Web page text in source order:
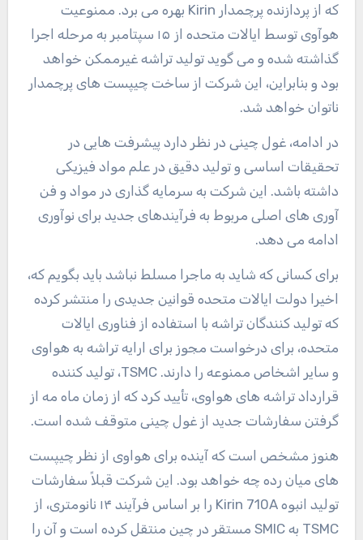
که از پردازنده پرچمدار Kirin بهره می برد. ممنوعیت
هوآوی توسط ایالات متحده از ۱۵ سپتامبر به مرحله اجرا
گذاشته شده و می گوید تولید تراشه غیرممکن خواهد
بود و بنابراین، این شرکت از ساخت چیپست های پرچمدار
ناتوان خواهد شد.
در ادامه، غول چینی در نظر دارد پیشرفت هایی در
تحقیقات اساسی و تولید دقیق در علم مواد فیزیکی
داشته باشد. این شرکت به سرمایه گذاری در مواد و فن
آوری های اصلی مربوط به فرآیندهای جدید برای نوآوری
ادامه می دهد.
برای کسانی که شاید به ماجرا مسلط نباشد باید بگویم که،
اخیرا دولت ایالات متحده قوانین جدیدی را منتشر کرده
که تولید کنندگان تراشه با استفاده از فناوری ایالات
متحده، برای درخواست مجوز برای ارایه تراشه به هواوی
و سایر اشخاص ممنوعه را دارند. TSMC، تولید کننده
قرارداد تراشه های هواوی، تأیید کرد که از زمان ماه مه از
گرفتن سفارشات جدید از غول چینی متوقف شده است.
هنوز مشخص است که آینده برای هواوی از نظر چیپست
های میان رده چه خواهد بود. این شرکت قبلاً سفارشات
تولید انبوه Kirin 710A را بر اساس فرآیند ۱۴ نانومتری، از
TSMC به SMIC مستقر در چین منتقل کرده است و آن را